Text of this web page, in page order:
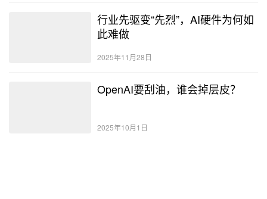
行业先驱变“先烈”，AI硬件为何如
此难做
2025年11月28日
OpenAI要刮油，谁会掉层皮？
2025年10月1日